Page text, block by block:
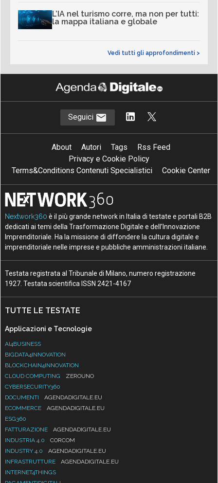
L’IA nel turismo corre, ma non per tutti:
la mappa italiana e globale
Vedi tutti gli approfondimenti >
Seguici
About Autori Tags
Rss Feed
Privacy e Cookie Policy
Terms&Conditions Contenuti Specialistici
Cookie Center
Nextwork360 è il più grande network in Italia di testate e portali B2B
dedicati ai temi della Trasformazione Digitale e dell’Innovazione
Imprenditoriale. Ha la missione di diffondere la cultura digitale e
imprenditoriale nelle imprese e pubbliche amministrazioni italiane.
Testata registrata al Tribunale di Milano, numero registrazione
1927. Testata scientifica ISSN 2421-4167
TUTTE LE TESTATE
Applicazioni e Tecnologie
AI4BUSINESS
BIGDATA4INNOVATION
BLOCKCHAIN4INNOVATION
CLOUD COMPUTING
ZEROUNO
CYBERSECURITY360
DOCUMENTI
AGENDADIGITALE.EU
ECOMMERCE
AGENDADIGITALE.EU
ESG360
FATTURAZIONE
AGENDADIGITALE.EU
INDUSTRIA 4.0
CORCOM
INDUSTRY 4.0
AGENDADIGITALE.EU
INFRASTRUTTURE
AGENDADIGITALE.EU
INTERNET4THINGS